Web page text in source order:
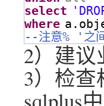
select
where
--注意% '之
2）建议
3）检